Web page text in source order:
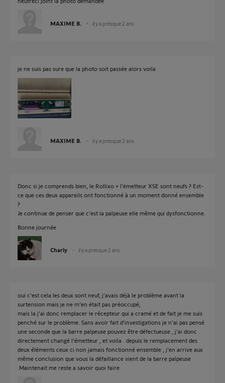
MAXIME B. il y a presque 2 ans
je ne suis pas sure que la photo soit passée alors voila
MAXIME B. il y a presque 2 ans
Donc si je comprends bien, le Rollixo + l'émetteur XSE sont neufs ? Est-
ce que ces deux appareils ont fonctionné à un moment donné ensemble
?
Je continue de penser que c'est la palpeuse elle même qui dysfonctionne.
Bonne journée
Charly il y a presque 2 ans
oui c'est cela les deux sont neuf, j'avais déjà le problème avant la
surtension mais je ne m'en était pas préoccupé,
mais la j'ai donc remplacer le récepteur qui a cramé et de fait je me suis
penché sur le problème. Sans avoir fait d'investigations je n'ai pas pensé
une seconde que la barre palpeuse pouvez être défectueuse , j'ai donc
directement changé l'émetteur , et voila . depuis le remplacement des
deux éléments ceux ci non jamais fonctionné ensemble , j'en arrive aux
même conclusion que vous la défaillance vient de la barre palpeuse
.Maintenait me reste a savoir quoi faire